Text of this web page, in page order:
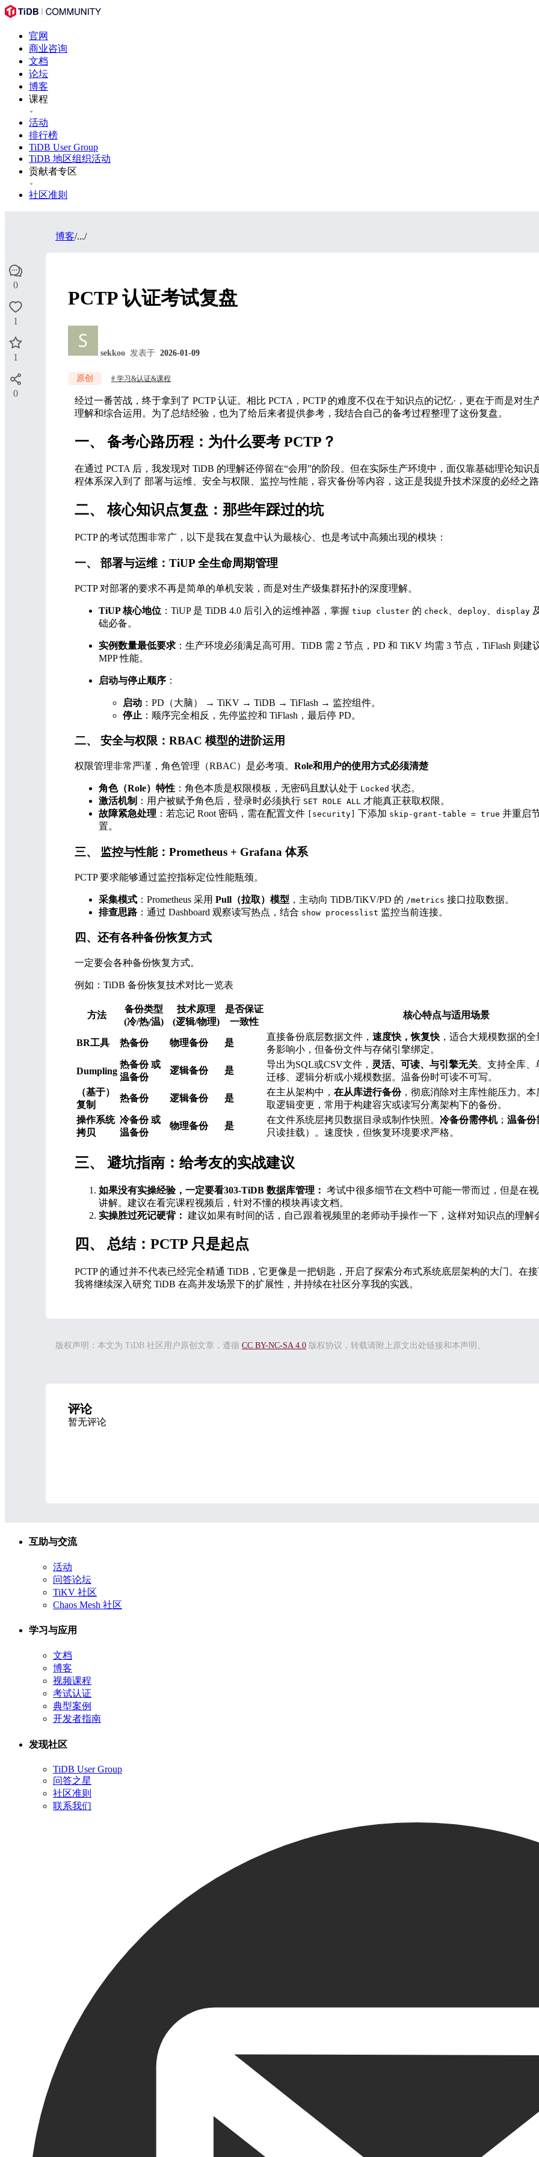
官网
商业咨询
文档
论坛
博客
课程
活动
排行榜
TiDB User Group
TiDB 地区组织活动
贡献者专区
社区准则
0
1
1
0
博客/.../
PCTP 认证考试复盘
sekkoo 发表于 2026-01-09
原创 学习&认证&课程
经过一番苦战，终于拿到了 PCTP 认证。相比 PCTA，PCTP 的难度不仅在于知识点的记忆·，更在于而是对生
理解和综合运用。为了总结经验，也为了给后来者提供参考，我结合自己的备考过程整理了这份复盘。
一、 备考心路历程：为什么要考 PCTP？
在通过 PCTA 后，我发现对 TiDB 的理解还停留在“会用”的阶段。但在实际生产环境中，面仅靠基础理论知识
程体系深入到了 部署与运维、安全与权限、监控与性能，容灾备份等内容，这正是我提升技术深度的必经之
二、 核心知识点复盘：那些年踩过的坑
PCTP 的考试范围非常广，以下是我在复盘中认为最核心、也是考试中高频出现的模块：
一、 部署与运维：TiUP 全生命周期管理
PCTP 对部署的要求不再是简单的单机安装，而是对生产级集群拓扑的深度理解。
TiUP 核心地位 ：TiUP 是 TiDB 4.0 后引入的运维神器，掌握 tiup cluster 的 check deploy display
础必备。
实例数量最低要求 ：生产环境必须满足高可用。TiDB 需 2 节点，PD 和 TiKV 均需 3 节点，TiFlash 则建
MPP 性能。
启动与停止顺序 ：
启动 ：PD（大脑） → TiKV → TiDB → TiFlash → 监控组件。
停止 ：顺序完全相反，先停监控和 TiFlash，最后停 PD。
二、 安全与权限：RBAC 模型的进阶运用
权限管理非常严谨，角色管理（RBAC）是必考项。 Role和用户的使用方式必须清楚
角色（Role）特性 ：角色本质是权限模板，无密码且默认处于 Locked 状态。
激活机制 ：用户被赋予角色后，登录时必须执行 SET ROLE ALL 才能真正获取权限。
故障紧急处理 ：若忘记 Root 密码，需在配置文件 [security] 下添加 skip-grant-table = true 并重启
置。
三、 监控与性能：Prometheus + Grafana 体系
PCTP 要求能够通过监控指标定位性能瓶颈。
采集模式 ：Prometheus 采用 Pull（拉取）模型 ，主动向 TiDB/TiKV/PD 的 /metrics 接口拉取数据。
排查思路 ：通过 Dashboard 观察读写热点，结合 show processlist 监控当前连接。
四、还有各种备份恢复方式
一定要会各种备份恢复方式。
例如：TiDB 备份恢复技术对比一览表
方法
备份类型
(冷/热/温)
技术原理
(逻辑/物理)
是否保证
一致性
核心特点与适用场景
BR工具 热备份 物理备份 是
直接备份底层数据文件， 速度快，恢复快 ，适合大规模数据的
务影响小，但备份文件与存储引擎绑定。
Dumpling
热备份 或
温备份
逻辑备份 是
导出为SQL或CSV文件， 灵活、可读、与引擎无关。支持全库、
迁移、逻辑分析或小规模数据。温备份时可读不可写。
（基于）
复制
热备份 逻辑备份 是
在主从架构中， 在从库进行备份，彻底消除对主库性能压力。
取逻辑变更，常用于构建容灾或读写分离架构下的备份。
操作系统
拷贝
冷备份 或
温备份
物理备份 是
在文件系统层拷贝数据目录或制作快照。 冷备份需停机； 温备份
只读挂载）。速度快，但恢复环境要求严格。
三、 避坑指南：给考友的实战建议
如果没有实操经验，一定要看303-TiDB 数据库管理： 考试中很多细节在文档中可能一带而过，但是在
讲解。建议在看完课程视频后，针对不懂的模块再读文档。
实操胜过死记硬背： 建议如果有时间的话，自己跟着视频里的老师动手操作一下，这样对知识点的理解
四、 总结：PCTP 只是起点
PCTP 的通过并不代表已经完全精通 TiDB，它更像是一把钥匙，开启了探索分布式系统底层架构的大门。在
我将继续深入研究 TiDB 在高并发场景下的扩展性，并持续在社区分享我的实践。
版权声明：本文为 TiDB 社区用户原创文章，遵循 CC BY-NC-SA 4.0 版权协议，转载请附上原文出处链接和本声明。
评论
暂无评论
互助与交流
活动
问答论坛
TiKV 社区
Chaos Mesh 社区
学习与应用
文档
博客
视频课程
考试认证
典型案例
开发者指南
发现社区
TiDB User Group
问答之星
社区准则
联系我们